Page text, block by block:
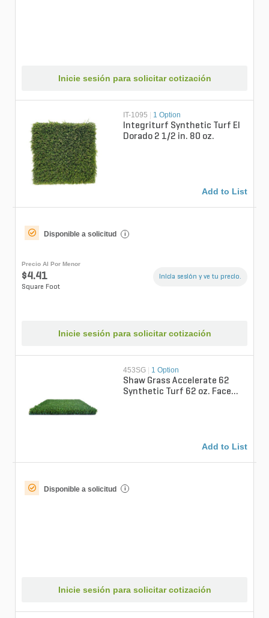
Inicie sesión para solicitar cotización
IT-1095 1 Option
Integriturf Synthetic Turf El
Dorado 2 1/2 in. 80 oz.
Add to List
Disponible a solicitud i
Precio Al Por Menor
$4.41
Square Foot
Inicia sesión y ve tu precio.
Inicie sesión para solicitar cotización
453SG 1 Option
Shaw Grass Accelerate 62
Synthetic Turf 62 oz. Face
Add to List
Disponible a solicitud i
Inicie sesión para solicitar cotización